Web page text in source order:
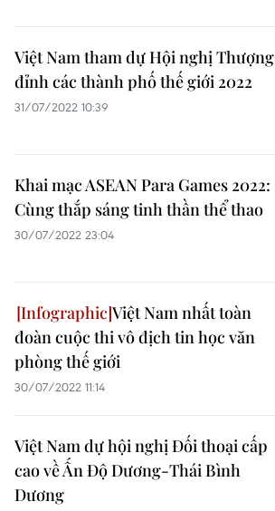
Việt Nam tham dự Hội nghị Thượng
đỉnh các thành phố thế giới 2022
31/07/2022 10:39
Khai mạc ASEAN Para Games 2022:
Cùng thắp sáng tinh thần thể thao
30/07/2022 23:04
Việt Nam nhất toàn
đoàn cuộc thi vô địch tin học văn
phòng thế giới
30/07/2022 11:14
Việt Nam dự hội nghị Đối thoại cấp
cao về Ấn Độ Dương-Thái Bình
Dương